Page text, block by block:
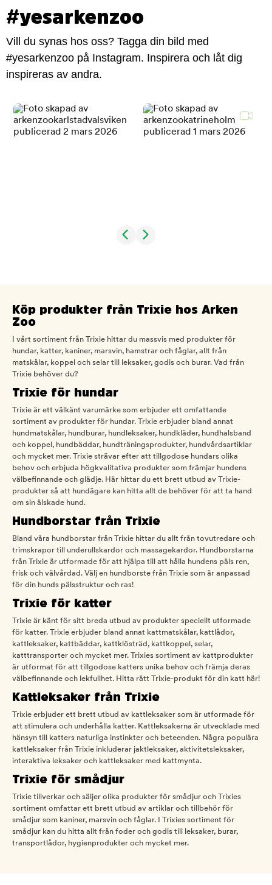
#yesarkenzoo
Vill du synas hos oss? Tagga din bild med
#yesarkenzoo på Instagram. Inspirera och låt dig
inspireras av andra.
Köp produkter från Trixie hos Arken
Zoo
I vårt sortiment från Trixie hittar du massvis med produkter för
hundar, katter, kaniner, marsvin, hamstrar och fåglar, allt från
matskålar, koppel och selar till leksaker, godis och burar. Vad från
Trixie behöver du?
Trixie för hundar
Trixie är ett välkänt varumärke som erbjuder ett omfattande
sortiment av produkter för hundar. Trixie erbjuder bland annat
hundmatskålar, hundburar, hundleksaker, hundkläder, hundhalsband
och koppel, hundbäddar, hundträningsprodukter, hundvårdsartiklar
och mycket mer. Trixie strävar efter att tillgodose hundars olika
behov och erbjuda högkvalitativa produkter som främjar hundens
välbefinnande och glädje. Här hittar du ett brett utbud av Trixie-
produkter så att hundägare kan hitta allt de behöver för att ta hand
om sin älskade hund.
Hundborstar från Trixie
Bland våra hundborstar från Trixie hittar du allt från tovutredare och
trimskrapor till underullskardor och massagekardor. Hundborstarna
från Trixie är utformade för att hjälpa till att hålla hundens päls ren,
frisk och välvårdad. Välj en hundborste från Trixie som är anpassad
för din hunds pälsstruktur och ras!
Trixie för katter
Trixie är känt för sitt breda utbud av produkter speciellt utformade
för katter. Trixie erbjuder bland annat kattmatskålar, kattlådor,
kattleksaker, kattbäddar, kattklösträd, kattkoppel, selar,
katttransporter och mycket mer. Trixies sortiment av kattprodukter
är utformat för att tillgodose katters unika behov och främja deras
välbefinnande och lekfullhet. Hitta rätt Trixie-produkt för din katt här!
Kattleksaker från Trixie
Trixie erbjuder ett brett utbud av kattleksaker som är utformade för
att stimulera och underhålla katter. Kattleksakerna är utvecklade med
hänsyn till katters naturliga instinkter och beteenden. Några populära
kattleksaker från Trixie inkluderar jaktleksaker, aktivitetsleksaker,
interaktiva leksaker och kattleksaker med kattmynta.
Trixie för smådjur
Trixie tillverkar och säljer olika produkter för smådjur och Trixies
sortiment omfattar ett brett utbud av artiklar och tillbehör för
smådjur som kaniner, marsvin och fåglar. I Trixies sortiment för
smådjur kan du hitta allt från foder och godis till leksaker, burar,
transportlådor, hygienprodukter och mycket mer.